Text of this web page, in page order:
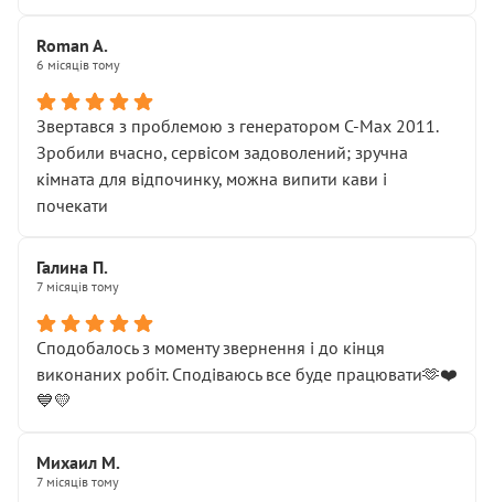
Roman A.
6 місяців тому
Звертався з проблемою з генератором C-Max 2011.
Зробили вчасно, сервісом задоволений; зручна
кімната для відпочинку, можна випити кави і
почекати
Галина П.
7 місяців тому
Сподобалось з моменту звернення і до кінця
виконаних робіт. Сподіваюсь все буде працювати🫶❤️
💙💛
Михаил М.
7 місяців тому